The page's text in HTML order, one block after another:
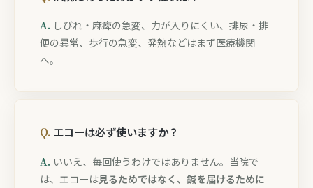
しびれ・麻痺の急変、力が入りにくい、排尿・排
便の異常、歩行の急変、発熱などはまず医療機関
へ。
エコーは必ず使いますか？
いいえ、毎回使うわけではありません。当院で
は、エコーは見るためではなく、鍼を届けるために